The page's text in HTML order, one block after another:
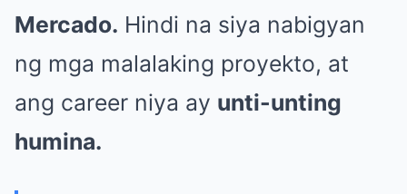
Mercado. Hindi na siya nabigyan
ng mga malalaking proyekto, at
ang career niya ay unti-unting
humina.